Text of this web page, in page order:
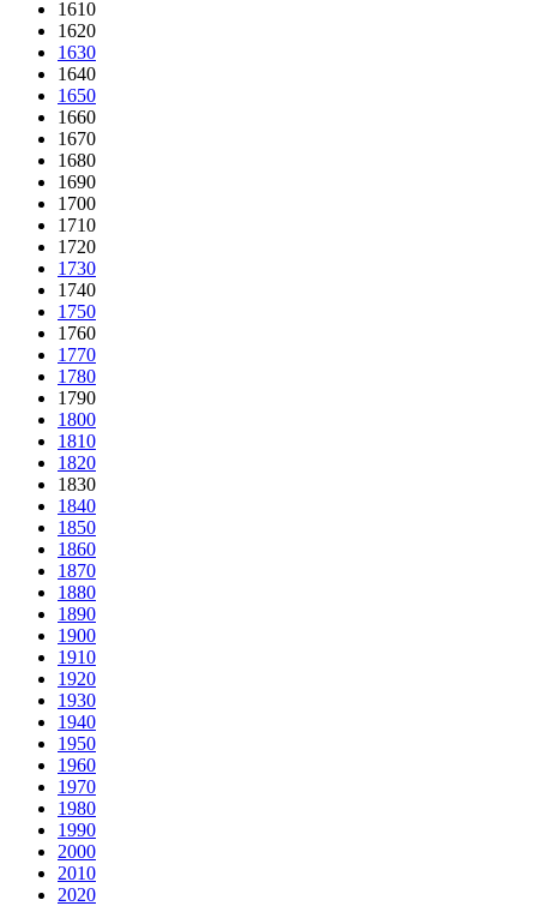
1610
1620
1630
1640
1650
1660
1670
1680
1690
1700
1710
1720
1730
1740
1750
1760
1770
1780
1790
1800
1810
1820
1830
1840
1850
1860
1870
1880
1890
1900
1910
1920
1930
1940
1950
1960
1970
1980
1990
2000
2010
2020